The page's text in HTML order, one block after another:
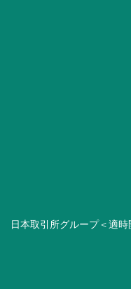
日本取引所グループ＜適